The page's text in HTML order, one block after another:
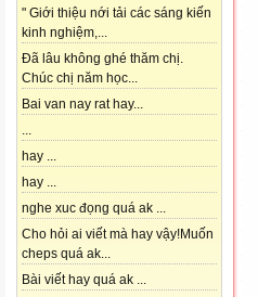
" Giới thiệu nới tải các sáng kiến
kinh nghiệm,...
Đã lâu không ghé thăm chị.
Chúc chị năm học...
Bai van nay rat hay...
...
hay ...
hay ...
nghe xuc đọng quá ak ...
Cho hỏi ai viết mà hay vậy!Muốn
cheps quá ak...
Bài viết hay quá ak ...